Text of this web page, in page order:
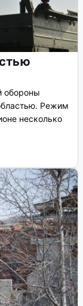
обороны
Режим
несколько